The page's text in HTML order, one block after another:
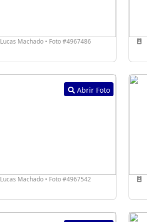
Lucas Machado • Foto #4967486
Abrir Foto
Lucas Machado • Foto #4967542